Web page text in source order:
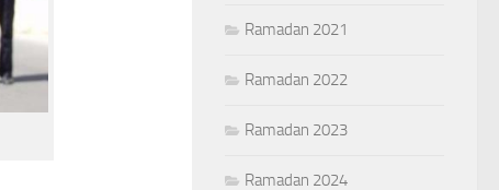
Ramadan 2021
Ramadan 2022
Ramadan 2023
Ramadan 2024